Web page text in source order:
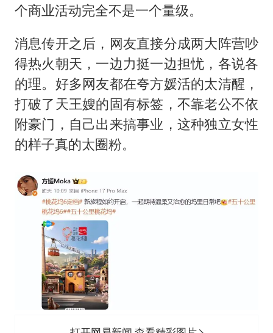
个商业活动完全不是一个量级。
消息传开之后，网友直接分成两大阵营吵
得热火朝天，一边力挺一边担忧，各说各
的理。好多网友都在夸方媛活的太清醒，
打破了天王嫂的固有标签，不靠老公不依
附豪门，自己出来搞事业，这种独立女性
的样子真的太圈粉。